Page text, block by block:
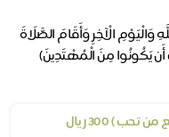
وَالْيَوْمِ الْآخِرِ وَأَقَامَ الصَّلَاةَ
أَن يَكُونُوا مِنَ الْمُهْتَدِينَ)
) 300 ريال